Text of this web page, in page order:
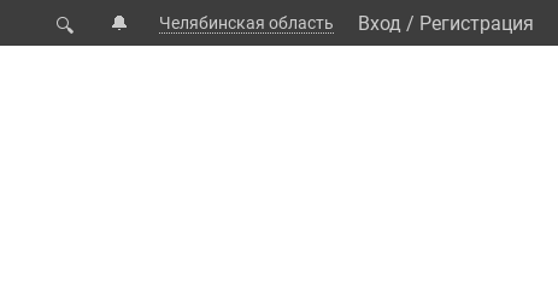
🔍 🔔 Челябинская область Вход / Регистрация